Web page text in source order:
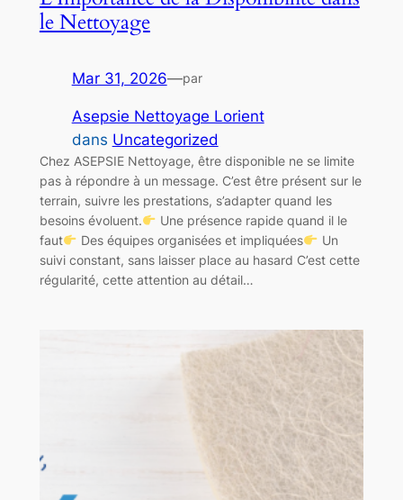
le Nettoyage
Mar 31, 2026—par
Asepsie Nettoyage Lorient
dans Uncategorized
Chez ASEPSIE Nettoyage, être disponible ne se limite
pas à répondre à un message. C’est être présent sur le
terrain, suivre les prestations, s’adapter quand les
besoins évoluent.
Une présence rapide quand il le
faut
Des équipes organisées et impliquées
Un
suivi constant, sans laisser place au hasard C’est cette
régularité, cette attention au détail…